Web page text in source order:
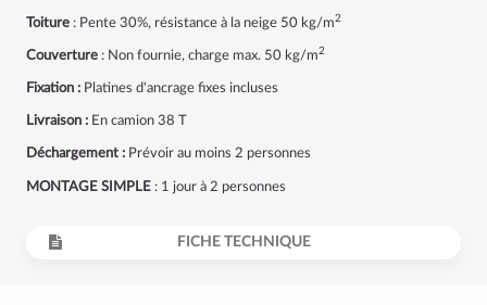
Toiture : Pente 30%, résistance à la neige 50 kg/m2
Couverture : Non fournie, charge max. 50 kg/m2
Fixation : Platines d'ancrage fixes incluses
Livraison : En camion 38 T
Déchargement : Prévoir au moins 2 personnes
MONTAGE SIMPLE : 1 jour à 2 personnes
FICHE TECHNIQUE